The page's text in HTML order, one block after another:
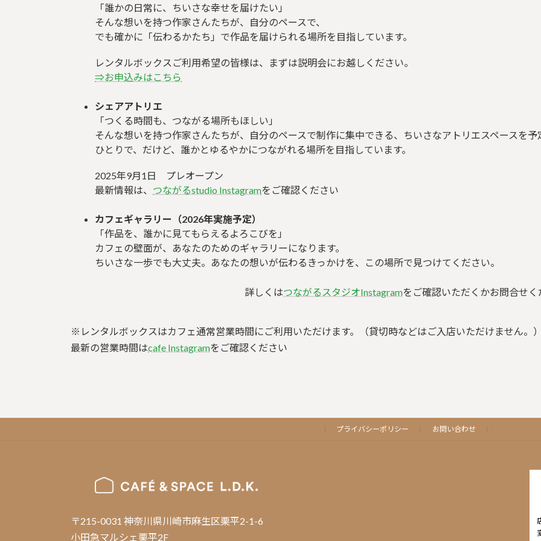
「誰かの日常に、ちいさな幸せを届けたい」
そんな想いを持つ作家さんたちが、自分のペースで、
でも確かに「伝わるかたち」で作品を届けられる場所を目指しています。
レンタルボックスご利用希望の皆様は、まずは説明会にお越しください。
⇒お申込みはこちら
シェアアトリエ
「つくる時間も、つながる場所もほしい」
そんな想いを持つ作家さんたちが、自分のペースで制作に集中できる、ちいさなアトリエスペースを予
ひとりで、だけど、誰かとゆるやかにつながれる場所を目指しています。
2025年9月1日 プレオープン
最新情報は、 つながるstudio Instagramをご確認ください
カフェギャラリー（2026年実施予定）
「作品を、誰かに見てもらえるよろこびを」
カフェの壁面が、あなたのためのギャラリーになります。
ちいさな一歩でも大丈夫。あなたの想いが伝わるきっかけを、この場所で見つけてください。
詳しくはつながるスタジオInstagramをご確認いただくかお問合せく
※レンタルボックスはカフェ通常営業時間にご利用いただけます。（貸切時などはご入店いただけません。）
最新の営業時間はcafe Instagramをご確認ください
プライバシーポリシー お問い合わせ
〒215-0031 神奈川県川崎市麻生区栗平2-1-6
小田急マルシェ栗平2F